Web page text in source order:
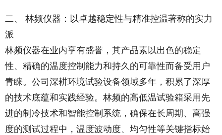
二、 林频仪器：以卓越稳定性与精准控温著称的实力
派
林频仪器在业内享有盛誉，其产品素以出色的稳定
性、精确的温度控制能力和持久的可靠性而备受用户
青睐。公司深耕环境试验设备领域多年，积累了深厚
的技术底蕴和实践经验。林频的高低温试验箱采用先
进的制冷技术和智能控制系统，确保在长周期、高强
度的测试过程中，温度波动度、均匀性等关键指标始